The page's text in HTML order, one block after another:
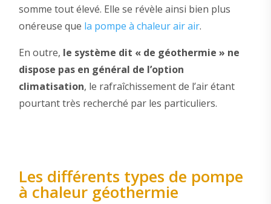
somme tout élevé. Elle se révèle ainsi bien plus
onéreuse que la pompe à chaleur air air.
En outre, le système dit « de géothermie » ne
dispose pas en général de l’option
climatisation, le rafraîchissement de l’air étant
pourtant très recherché par les particuliers.
Les différents types de pompe
à chaleur géothermie